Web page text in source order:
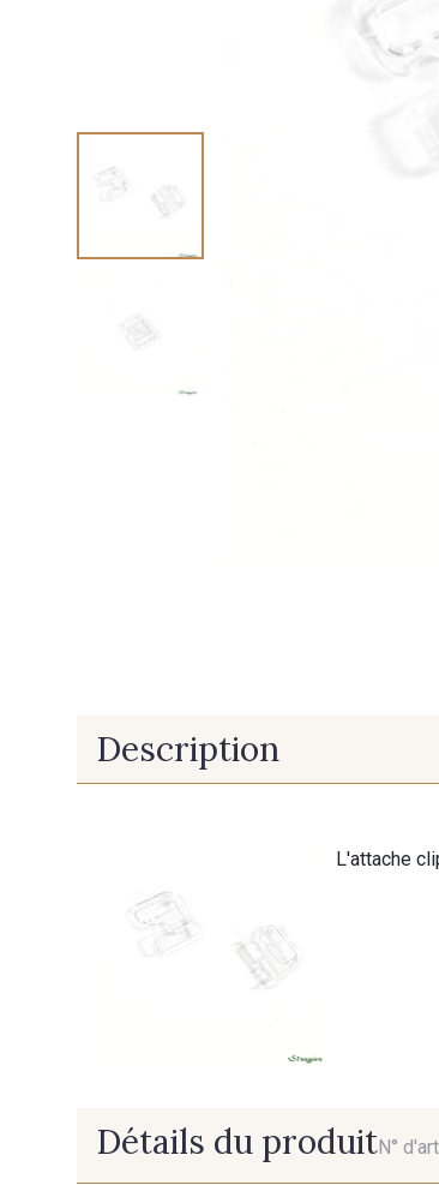
Description
L'attache
Détails du produitN°